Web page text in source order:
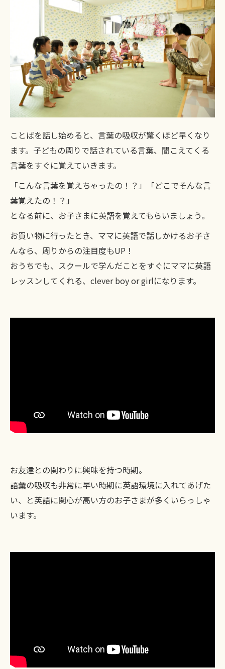
ことばを話し始めると、言葉の吸収が驚くほど早くなり
ます。子どもの周りで話されている言葉、聞こえてくる
言葉をすぐに覚えていきます。
「こんな言葉を覚えちゃったの！？」「どこでそんな言
葉覚えたの！？」
となる前に、お子さまに英語を覚えてもらいましょう。
お買い物に行ったとき、ママに英語で話しかけるお子さ
んなら、周りからの注目度もUP！
おうちでも、スクールで学んだことをすぐにママに英語
レッスンしてくれる、clever boy or girlになります。
お友達との関わりに興味を持つ時期。
語彙の吸収も非常に早い時期に英語環境に入れてあげた
い、と英語に関心が高い方のお子さまが多くいらっしゃ
います。